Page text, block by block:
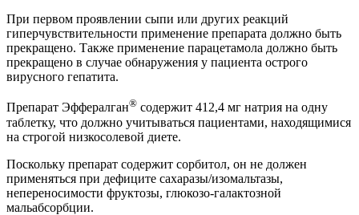
При первом проявлении сыпи или других реакций
гиперчувствительности применение препарата должно быть
прекращено. Также применение парацетамола должно быть
прекращено в случае обнаружения у пациента острого
вирусного гепатита.
Препарат Эффералган® содержит 412,4 мг натрия на одну
таблетку, что должно учитываться пациентами, находящимися
на строгой низкосолевой диете.
Поскольку препарат содержит сорбитол, он не должен
применяться при дефиците сахаразы/изомальтазы,
непереносимости фруктозы, глюкозо-галактозной
мальабсорбции.